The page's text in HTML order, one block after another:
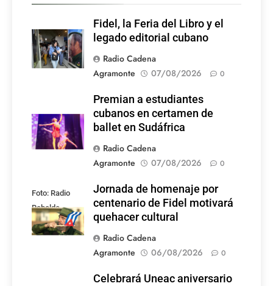
Fidel, la Feria del Libro y el
legado editorial cubano
Radio Cadena
Agramonte
07/08/2026 0
Premian a estudiantes
cubanos en certamen de
ballet en Sudáfrica
Radio Cadena
Agramonte
07/08/2026 0
Foto: Radio
Rebelde
Jornada de homenaje por
centenario de Fidel motivará
quehacer cultural
Radio Cadena
Agramonte
06/08/2026 0
Celebrará Uneac aniversario